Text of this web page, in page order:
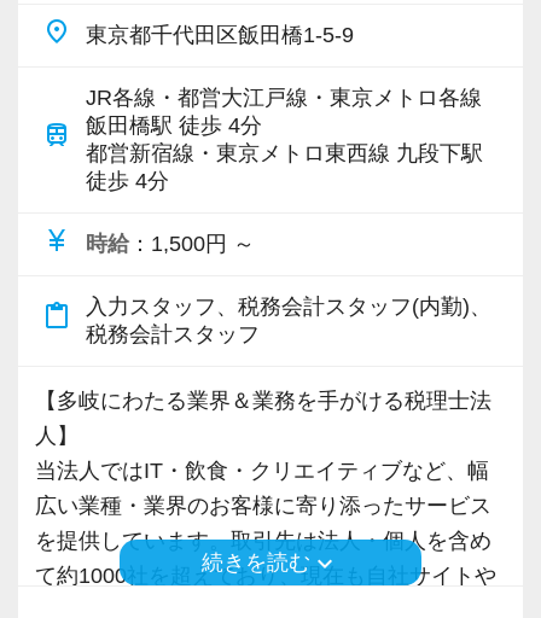
を理解していきます。
もちろん相談などはいつでもできる環境があり
ます。
不明点や困ったことがあればいつでもお声がけ
◇仕事と勉強を両立できる環境で経験を積みた
◇将来は税理士資格を取得して独立したい
◇働きやすい環境で腰を据えてキャリアを築き
たい
◇未経験から税務の世界にチャレンジしてみた
い
◆資格取得に向けて仕事と勉強を両立したい
◆相続など専門性の高い分野にチャレンジした
◆税務コンサルタントになりたい…など
ご自身の目指すビジョンに向かって活躍してい
ただけます。
＜フレックスタイム制！自由な働き方が可能＞
コアタイムありのフレックスタイム制を導入し
帰宅ラッシュを避けた働き方も可能です。
＜資格取得や独立支援もサポート＞
残業は極力なくし、社員の成長には惜しむこと
なく投資する方針です。
専門学校の授業料一部支援、税理士資格取得後
place 東京都千代田区飯田橋1-5-9
train
JR各線・都営大江戸線・東京メトロ各線
飯田橋駅 徒歩 4分
都営新宿線・東京メトロ東西線 九段下駅
徒歩 4分
currency_yen 時給 ：1,500円 ～
content_paste
入力スタッフ、税務会計スタッフ(内勤)、
税務会計スタッフ
【多岐にわたる業界＆業務を手がける税理士法
人】
当法人ではIT・飲食・クリエイティブなど、幅
広い業種・業界のお客様に寄り添ったサービス
を提供しています。取引先は法人・個人を含め
て約1000社を超えており、現在も自社サイトや
続きを読む keyboard_arrow_down